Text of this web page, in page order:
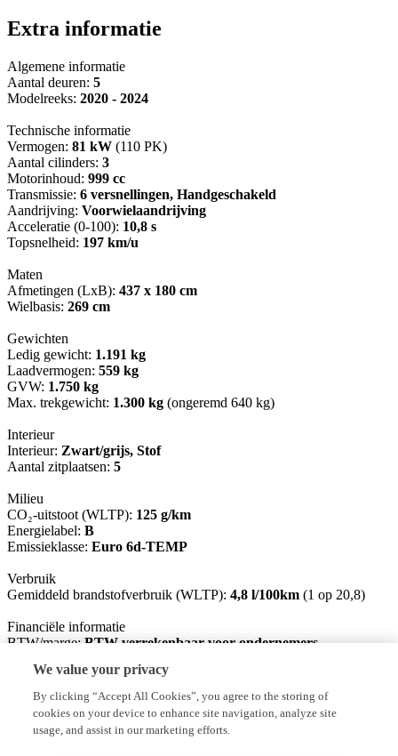
Extra informatie
Algemene informatie
Aantal deuren: 5
Modelreeks: 2020 - 2024
Technische informatie
Vermogen: 81 kW (110 PK)
Aantal cilinders: 3
Motorinhoud: 999 cc
Transmissie: 6 versnellingen, Handgeschakeld
Aandrijving: Voorwielaandrijving
Acceleratie (0-100): 10,8 s
Topsnelheid: 197 km/u
Maten
Afmetingen (LxB): 437 x 180 cm
Wielbasis: 269 cm
Gewichten
Ledig gewicht: 1.191 kg
Laadvermogen: 559 kg
GVW: 1.750 kg
Max. trekgewicht: 1.300 kg (ongeremd 640 kg)
Interieur
Interieur: Zwart/grijs, Stof
Aantal zitplaatsen: 5
Milieu
CO₂-uitstoot (WLTP): 125 g/km
Energielabel: B
Emissieklasse: Euro 6d-TEMP
Verbruik
Gemiddeld brandstofverbruik (WLTP): 4,8 l/100km (1 op 20,8)
Financiële informatie
BTW/marge:BTW verrekenbaar voor ondernemers
Garantie
BOVAG 40-Puntencheck: Ja
Afleverpakketten
Inbegrepen afleverpakket:Standaard:Wettelijke garantie, Geldige
We value your privacy
By clicking “Accept All Cookies”, you agree to the storing of
cookies on your device to enhance site navigation, analyze site
usage, and assist in our marketing efforts.